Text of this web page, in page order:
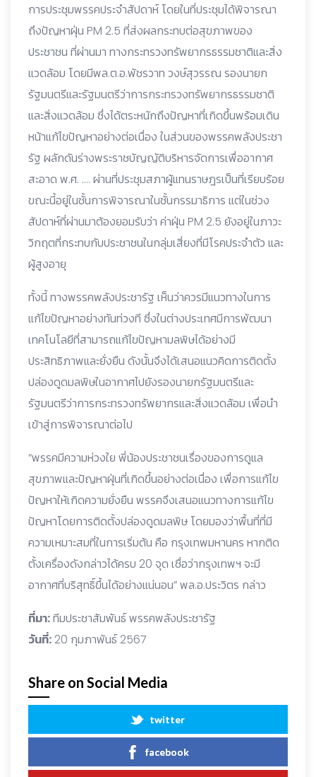
การประชุมพรรคประจำสัปดาห์ โดยในที่ประชุมได้พิจารณา
ถึงปัญหาฝุ่น PM 2.5 ที่ส่งผลกระทบต่อสุขภาพของ
ประชาชน ที่ผ่านมา ทางกระทรวงทรัพยากรธรรมชาติและสิ่ง
แวดล้อม โดยมีพล.ต.อ.พัชรวาท วงษ์สุวรรณ รองนายก
รัฐมนตรีและรัฐมนตรีว่าการกระทรวงทรัพยากรธรรมชาติ
และสิ่งแวดล้อม ซึ่งได้ตระหนักถึงปัญหาที่เกิดขึ้นพร้อมเดิน
หน้าแก้ไขปัญหาอย่างต่อเนื่อง ในส่วนของพรรคพลังประชา
รัฐ ผลักดันร่างพระราชบัญญัติบริหารจัดการเพื่ออากาศ
สะอาด พ.ศ. …. ผ่านที่ประชุมสภาผู้แทนราษฎรเป็นที่เรียบร้อย
ขณะนี้อยู่ในชั้นการพิจารณาในชั้นกรรมาธิการ แต่ในช่วง
สัปดาห์ที่ผ่านมาต้องยอมรับว่า ค่าฝุ่น PM 2.5 ยังอยู่ในภาวะ
วิกฤตที่กระทบกับประชาชนในกลุ่มเสี่ยงที่มีโรคประจำตัว และ
ผู้สูงอายุ
ทั้งนี้ ทางพรรคพลังประชารัฐ เห็นว่าควรมีแนวทางในการ
แก้ไขปัญหาอย่างทันท่วงที ซึ่งในต่างประเทศมีการพัฒนา
เทคโนโลยีที่สามารถแก้ไขปัญหามลพิษได้อย่างมี
ประสิทธิภาพและยั่งยืน ดังนั้นจึงได้เสนอแนวคิดการติดตั้ง
ปล่องดูดมลพิษในอากาศไปยังรองนายกรัฐมนตรีและ
รัฐมนตรีว่าการกระทรวงทรัพยากรและสิ่งแวดล้อม เพื่อนำ
เข้าสู่การพิจารณาต่อไป
“พรรคมีความห่วงใย พี่น้องประชาชนเรื่องของการดูแล
สุขภาพและปัญหาฝุ่นที่เกิดขึ้นอย่างต่อเนื่อง เพื่อการแก้ไข
ปัญหาให้เกิดความยั่งยืน พรรคจึงเสนอแนวทางการแก้ไข
ปัญหาโดยการติดตั้งปล่องดูดมลพิษ โดยมองว่าพื้นที่ที่มี
ความเหมาะสมที่ในการเริ่มต้น คือ กรุงเทพมหานคร หากติด
ตั้งเครื่องดังกล่าวได้ครบ 20 จุด เชื่อว่ากรุงเทพฯ จะมี
อากาศที่บริสุทธิ์ขึ้นได้อย่างแน่นอน” พล.อ.ประวิตร กล่าว
ที่มา:ทีมประชาสัมพันธ์ พรรคพลังประชารัฐ
วันที่: 20 กุมภาพันธ์ 2567
Share on Social Media
twitter
facebook